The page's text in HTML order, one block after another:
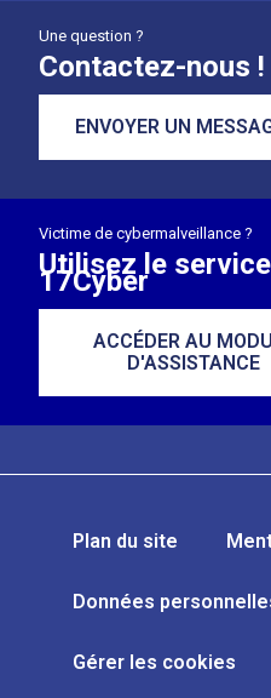
Une question ?
Contactez-nous !
ENVOYER UN
Victime de cybermalveillance ?
Utilisez le service
17Cyber
ACCÉDER AU
D'ASSISTANCE
Plan du site
Données
Gérer les cookies